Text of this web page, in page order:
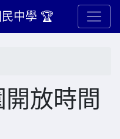
中學 🏆
放時間